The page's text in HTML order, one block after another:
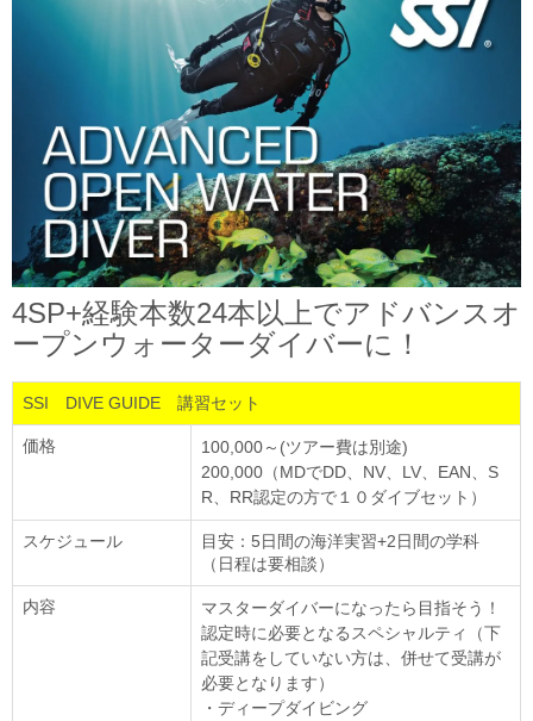
4SP+経験本数24本以上でアドバンスオ
ープンウォーターダイバーに！
SSI DIVE GUIDE 講習セット
価格
100,000～(ツアー費は別途)
200,000（MDでDD、NV、LV、EAN、S
R、RR認定の方で１０ダイブセット）
スケジュール
目安：5日間の海洋実習+2日間の学科
（日程は要相談）
内容
マスターダイバーになったら目指そう！
認定時に必要となるスペシャルティ（下
記受講をしていない方は、併せて受講が
必要となります）
・ディープダイビング